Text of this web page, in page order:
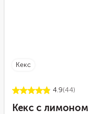
кекс
4.9(44)
Кекс с лимоном